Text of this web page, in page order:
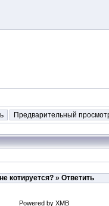
котируется?» Ответить
Powered by XMB